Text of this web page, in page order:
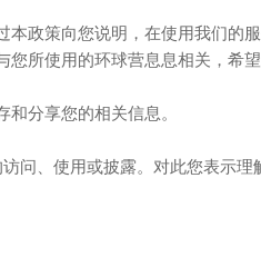
政策向您说明，在使用我们的
所使用的环球营息息相关，希
分享您的相关信息。
问、使用或披露。对此您表示理